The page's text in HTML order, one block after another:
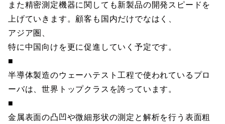
また精密測定機器に関しても新製品の開発スピードを
上げていきます。顧客も国内だけでなはく、
アジア圏、
特に中国向けを更に促進していく予定です。
■
半導体製造のウェーハテスト工程で使われているプロ
ーバは、世界トップクラスを誇っています。
■
金属表面の凸凹や微細形状の測定と解析を行う表面粗